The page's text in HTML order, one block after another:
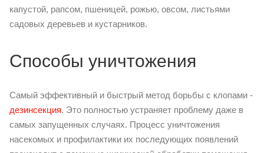
капустой, рапсом, пшеницей, рожью, овсом, листьями
садовых деревьев и кустарников.
Способы уничтожения
Самый эффективный и быстрый метод борьбы с клопами -
дезинсекция. Это полностью устраняет проблему даже в
самых запущенных случаях. Процесс уничтожения
насекомых и профилактики их последующих появлений